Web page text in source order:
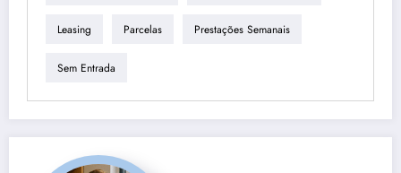
Leasing Parcelas Prestações Semanais
Sem Entrada